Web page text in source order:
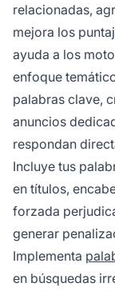
relacionadas,
mejora los
ayuda a los
enfoque
palabras clave,
anuncios
respondan
Incluye tus
en títulos,
forzada
generar
Implementa
en búsquedas